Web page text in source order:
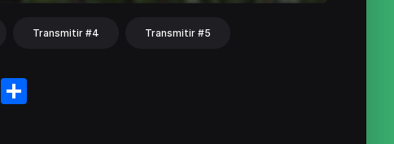
Transmitir #4 Transmitir #5
WeChat